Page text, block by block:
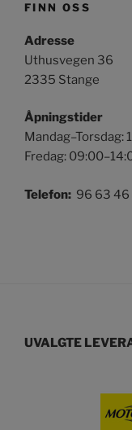
FINN OSS
Adresse
Uthusvegen 36
2335 Stange
Åpningstider
Mandag–Torsdag:
Fredag:
Telefon: 96 63 46
UVALGTE